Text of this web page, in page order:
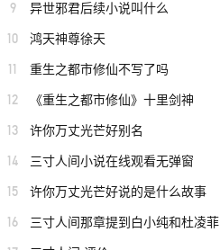
9 异世邪君后续小说叫什么
10 鸿天神尊徐天
11 重生之都市修仙不写了吗
12 《重生之都市修仙》十里剑神
13 许你万丈光芒好别名
14 三寸人间小说在线观看无弹窗
15 许你万丈光芒好说的是什么故事
16 三寸人间那章提到白小纯和杜凌菲